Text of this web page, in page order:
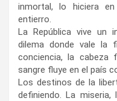
inmortal, lo hiciera
entierro.
La República vive un
dilema donde vale la
conciencia, la cabeza
sangre fluye en el país
Los destinos de la
definiendo. La